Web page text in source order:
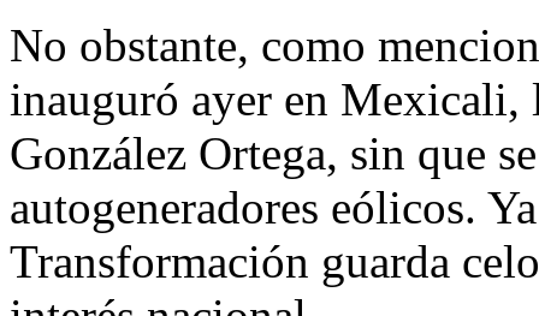
No obstante, como
inauguró ayer en Mexicali,
González Ortega, sin que
autogeneradores eólicos.
Transformación guarda